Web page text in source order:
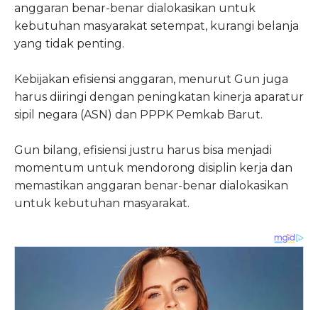
anggaran benar-benar dialokasikan untuk
kebutuhan masyarakat setempat, kurangi belanja
yang tidak penting.
Kebijakan efisiensi anggaran, menurut Gun juga
harus diiringi dengan peningkatan kinerja aparatur
sipil negara (ASN) dan PPPK Pemkab Barut.
Gun bilang, efisiensi justru harus bisa menjadi
momentum untuk mendorong disiplin kerja dan
memastikan anggaran benar-benar dialokasikan
untuk kebutuhan masyarakat.